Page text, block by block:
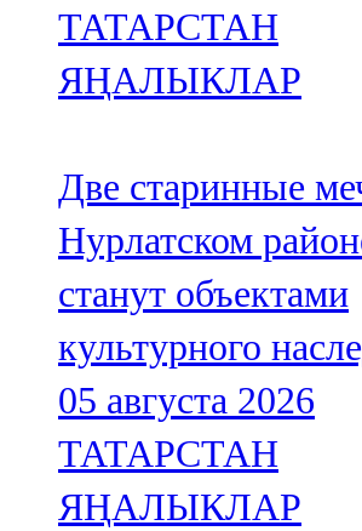
ТАТАРСТАН
ЯҢАЛЫКЛАР
Две старинные
Нурлатском
станут объектами
культурного
05 августа 2026
ТАТАРСТАН
ЯҢАЛЫКЛАР